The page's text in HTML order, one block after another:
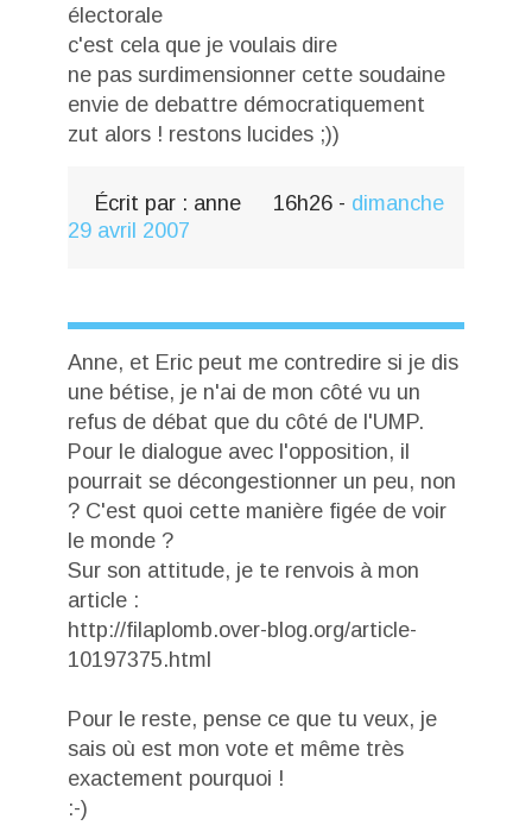
électorale
c'est cela que je voulais dire
ne pas surdimensionner cette soudaine
envie de debattre démocratiquement
zut alors ! restons lucides ;))
Écrit par : anne 16h26 - dimanche
29 avril 2007
Anne, et Eric peut me contredire si je dis
une bétise, je n'ai de mon côté vu un
refus de débat que du côté de l'UMP.
Pour le dialogue avec l'opposition, il
pourrait se décongestionner un peu, non
? C'est quoi cette manière figée de voir
le monde ?
Sur son attitude, je te renvois à mon
article :
http://filaplomb.over-blog.org/article-
10197375.html
Pour le reste, pense ce que tu veux, je
sais où est mon vote et même très
exactement pourquoi !
:-)